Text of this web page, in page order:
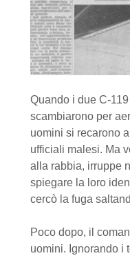
Quando i due C-
scambiarono per
uomini si recarono
ufficiali malesi. Ma
alla rabbia, irruppe
spiegare la loro
cercò la fuga
Poco dopo, il
uomini. Ignorando i